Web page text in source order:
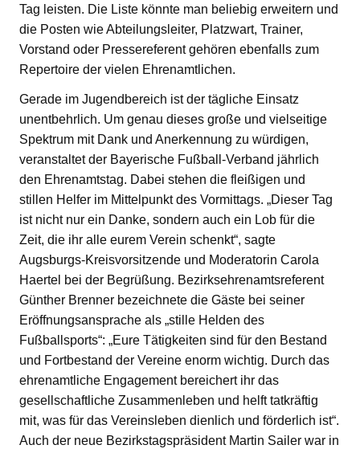
Tag leisten. Die Liste könnte man beliebig erweitern und
die Posten wie Abteilungsleiter, Platzwart, Trainer,
Vorstand oder Pressereferent gehören ebenfalls zum
Repertoire der vielen Ehrenamtlichen.
Gerade im Jugendbereich ist der tägliche Einsatz
unentbehrlich. Um genau dieses große und vielseitige
Spektrum mit Dank und Anerkennung zu würdigen,
veranstaltet der Bayerische Fußball-Verband jährlich
den Ehrenamtstag. Dabei stehen die fleißigen und
stillen Helfer im Mittelpunkt des Vormittags. „Dieser Tag
ist nicht nur ein Danke, sondern auch ein Lob für die
Zeit, die ihr alle eurem Verein schenkt“, sagte
Augsburgs-Kreisvorsitzende und Moderatorin Carola
Haertel bei der Begrüßung. Bezirksehrenamtsreferent
Günther Brenner bezeichnete die Gäste bei seiner
Eröffnungsansprache als „stille Helden des
Fußballsports“: „Eure Tätigkeiten sind für den Bestand
und Fortbestand der Vereine enorm wichtig. Durch das
ehrenamtliche Engagement bereichert ihr das
gesellschaftliche Zusammenleben und helft tatkräftig
mit, was für das Vereinsleben dienlich und förderlich ist“.
Auch der neue Bezirkstagspräsident Martin Sailer war in